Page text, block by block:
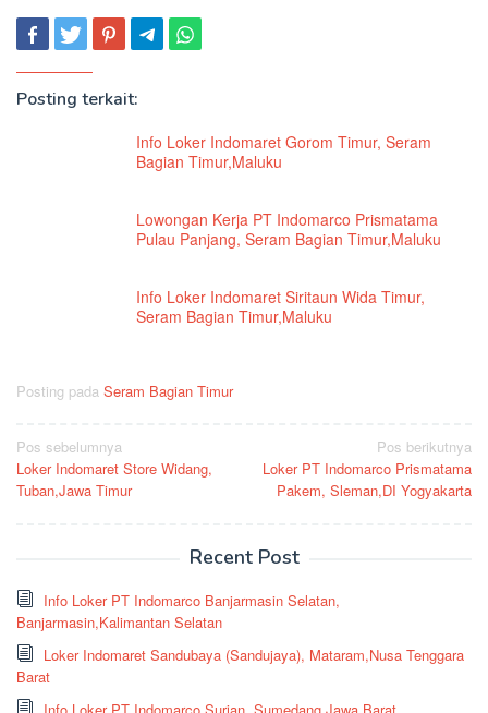
Posting terkait:
Info Loker Indomaret Gorom Timur, Seram
Bagian Timur,Maluku
Lowongan Kerja PT Indomarco Prismatama
Pulau Panjang, Seram Bagian Timur,Maluku
Info Loker Indomaret Siritaun Wida Timur,
Seram Bagian Timur,Maluku
Posting pada Seram Bagian Timur
Navigasi
pos
Pos sebelumnya
Loker Indomaret Store Widang,
Tuban,Jawa Timur
Pos berikutnya
Loker PT Indomarco Prismatama
Pakem, Sleman,DI Yogyakarta
Recent Post
Info Loker PT Indomarco Banjarmasin Selatan,
Banjarmasin,Kalimantan Selatan
Loker Indomaret Sandubaya (Sandujaya), Mataram,Nusa Tenggara
Barat